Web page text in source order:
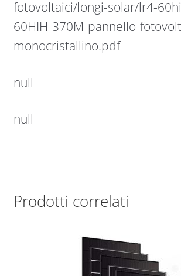
fotovoltaici/longi-solar/lr4-
60HIH-370M-pannello-
monocristallino.pdf
null
null
Prodotti correlati